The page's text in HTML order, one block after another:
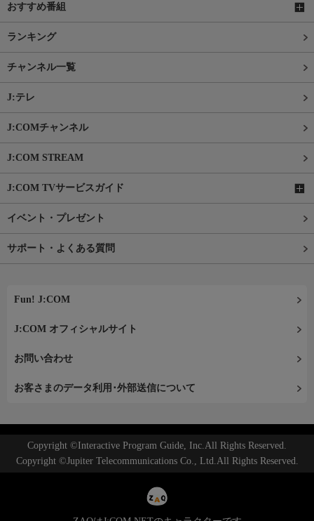
おすすめ番組
ランキング
チャンネル一覧
J:テレ
J:COMチャンネル
J:COM STREAM
J:COM TVサービスガイド
イベント・プレゼント
サポート・よくある質問
Fun! J:COM
J:COM オフィシャルサイト
お問い合わせ
お客さまのデータ利用･外部送信について
Copyright ©Interactive Program Guide, Inc.All Rights Reserved.
Copyright ©Jupiter Telecommunications Co., Ltd.All Rights Reserved.